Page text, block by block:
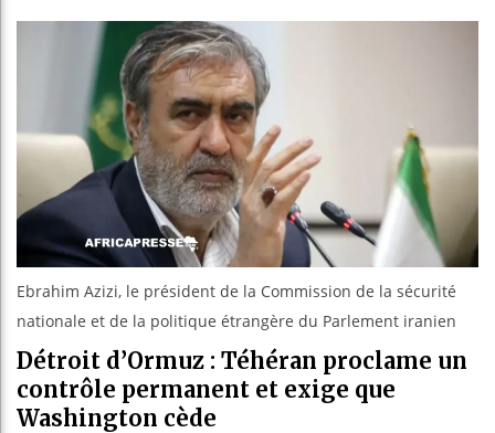
Bénin :
Ebrahim Azizi, le président de la Commission de la sécurité
nationale et de la politique étrangère du Parlement iranien
Détroit d’Ormuz : Téhéran proclame un
contrôle permanent et exige que
Washington cède